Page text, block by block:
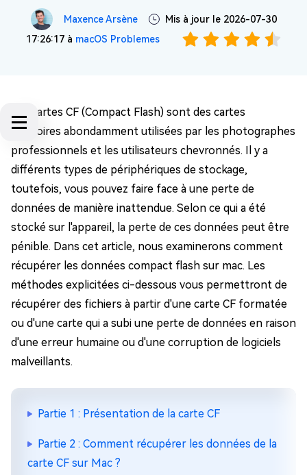
Maxence Arsène
Mis à jour le 2026-07-30
17:26:17 à macOS Problemes
Les cartes CF (Compact Flash) sont des cartes
mémoires abondamment utilisées par les photographes
professionnels et les utilisateurs chevronnés. Il y a
différents types de périphériques de stockage,
toutefois, vous pouvez faire face à une perte de
données de manière inattendue. Selon ce qui a été
stocké sur l'appareil, la perte de ces données peut être
pénible. Dans cet article, nous examinerons comment
récupérer les données compact flash sur mac. Les
méthodes explicitées ci-dessous vous permettront de
récupérer des fichiers à partir d'une carte CF formatée
ou d'une carte qui a subi une perte de données en raison
d'une erreur humaine ou d'une corruption de logiciels
malveillants.
Partie 1 : Présentation de la carte CF
Partie 2 : Comment récupérer les données de la
carte CF sur Mac ?